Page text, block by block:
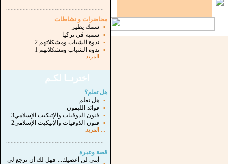
محاضرات و نشاطات
▪
سمك يطير
▪
سمية في تركيا
▪
ندوة الشباب ومشكلاتهم 2
▪
ندوة الشباب ومشكلاتهم 1
::: المزيد
اخترنــا لكـم
هل تعلم؟
▪
هل تعلم
▪
فوائد الليمون
▪
فنون الذوقيات والإتيكيت الإسلامي3
▪
فنون الذوقيات والإتيكيت الإسلامي2
:::
المزيد
قصة وعبرة
أبتي لن أعصيك... فهل لك أن ترجع لي